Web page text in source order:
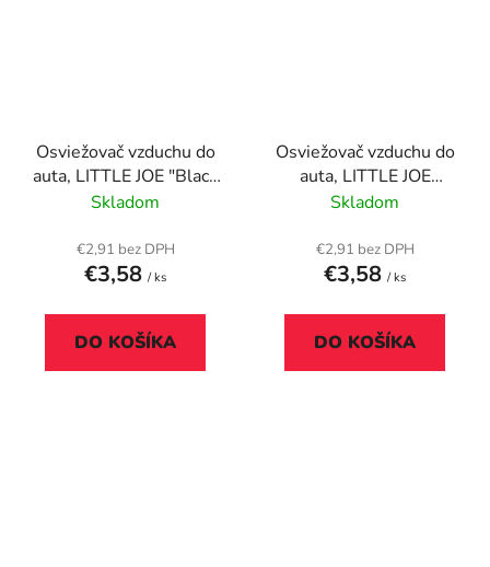
Osviežovač vzduchu do
auta, LITTLE JOE "Black
Velvet", čierny
Skladom
€2,91 bez DPH
€3,58 / ks
DO KOŠÍKA
Osviežovač vzduchu do
auta, LITTLE JOE
"Flower", ružový
Skladom
€2,91 bez DPH
€3,58 / ks
DO KOŠÍKA